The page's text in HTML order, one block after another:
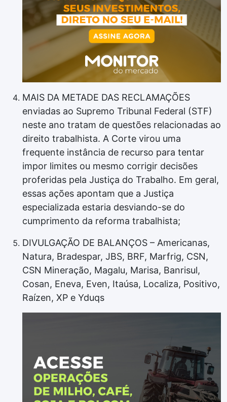
MAIS DA METADE DAS RECLAMAÇÕES
enviadas ao Supremo Tribunal Federal (STF)
neste ano tratam de questões relacionadas ao
direito trabalhista. A Corte virou uma
frequente instância de recurso para tentar
impor limites ou mesmo corrigir decisões
proferidas pela Justiça do Trabalho. Em geral,
essas ações apontam que a Justiça
especializada estaria desviando-se do
cumprimento da reforma trabalhista;
DIVULGAÇÃO DE BALANÇOS – Americanas,
Natura, Bradespar, JBS, BRF, Marfrig, CSN,
CSN Mineração, Magalu, Marisa, Banrisul,
Cosan, Eneva, Even, Itaúsa, Localiza, Positivo,
Raízen, XP e Yduqs